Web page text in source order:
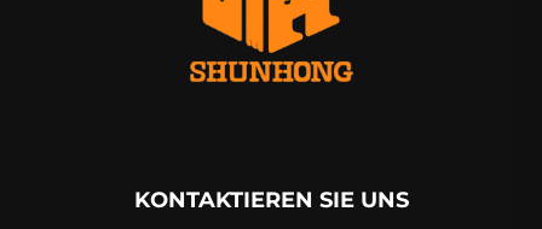
KONTAKTIEREN SIE UNS